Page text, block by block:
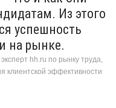
Из этого
успешность
на рынке.
hh.ru по рынку труда,
клиентской эффективности